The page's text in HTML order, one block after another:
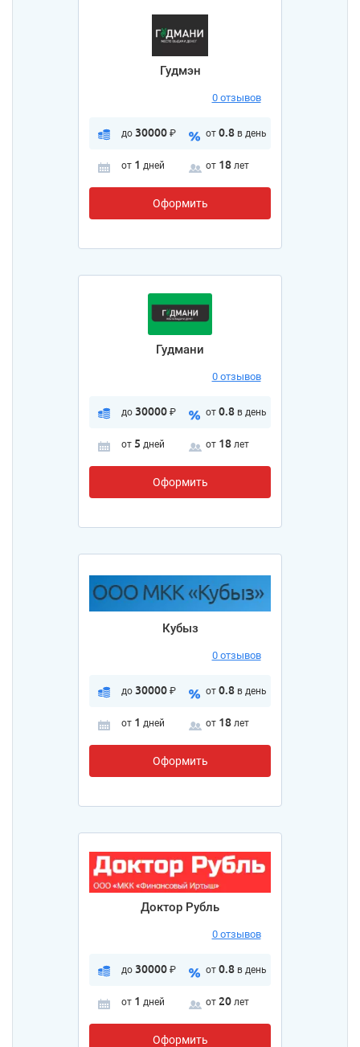
Гудмэн
0 отзывов
до 30000 ₽ от 0.8 в день
от 1 дней от 18 лет
Оформить
Гудмани
0 отзывов
до 30000 ₽ от 0.8 в день
от 5 дней от 18 лет
Оформить
Кубыз
0 отзывов
до 30000 ₽ от 0.8 в день
от 1 дней от 18 лет
Оформить
Доктор Рубль
0 отзывов
до 30000 ₽ от 0.8 в день
от 1 дней от 20 лет
Оформить